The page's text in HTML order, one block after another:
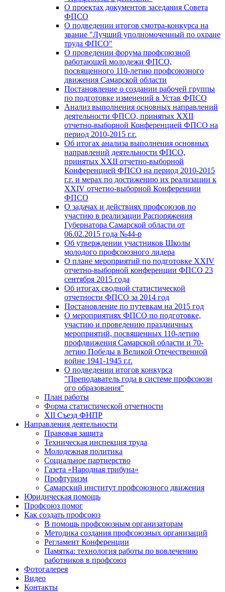
О проектах документов заседания Совета
ФПСО
О подведении итогов смотра-конкурса на
звание "Лучший уполномоченный по охране
труда ФПСО"
О проведении форума профсоюзной
работающей молодежи ФПСО,
посвященного 110-летию профсоюзного
движения Самарской области
Постановление о создании рабочей группы
по подготовке изменений в Устав ФПСО
Анализ выполнения основных направлений
деятельности ФПСО, принятых XXII
отчетно-выборной Конференцией ФПСО на
период 2010-2015 г.г.
Об итогах анализа выполнения основных
направлений деятельности ФПСО,
принятых XXII отчетно-выборной
Конференцией ФПСО на период 2010-2015
г.г. и мерах по достижению их реализации к
XXIV отчетно-выборной Конференции
ФПСО
О задачах и действиях профсоюзов по
участию в реализации Распоряжения
Губернатора Самарской области от
06.02.2015 года №44-р
Об утверждении участников Школы
молодого профсоюзного лидера
О плане мероприятий по подготовке XXIV
отчетно-выборной конференции ФПСО 23
сентября 2015 года
Об итогах сводной статистической
отчетности ФПСО за 2014 год
Постановление по путевкам на 2015 год
О мероприятиях ФПСО по подготовке,
участию и проведению праздничных
мероприятий, посвященных 110-летию
профдвижения Самарской области и 70-
летию Победы в Великой Отечественной
войне 1941-1945 г.г.
О подведении итогов конкурса
"Преподаватель года в системе профсоюзн
ого образования"
План работы
Форма статистической отчетности
XII Съезд ФНПР
Направления деятельности
Правовая защита
Техническая инспекция труда
Молодежная политика
Социальное партнерство
Газета «Народная трибуна»
Профтуризм
Самарский институт профсоюзного движения
Юридическая помощь
Профсоюз помог
Как создать профсоюз
В помощь профсоюзным организаторам
Методика создания профсоюзных организаций
Регламент Конференции
Памятка: технология работы по вовлечению
работников в профсоюз
Фотогалерея
Видео
Контакты